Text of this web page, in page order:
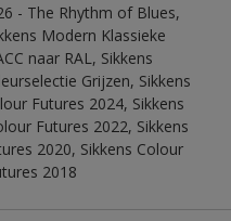
- The Rhythm of Blues,
Modern Klassieke
naar RAL, Sikkens
Grijzen, Sikkens
Futures 2024, Sikkens
Futures 2022, Sikkens
2020, Sikkens Colour
2018